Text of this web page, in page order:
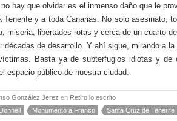
hay que olvidar es el inmenso daño que le
y a toda Canarias. No solo asesinato,
miseria, libertades rotas y cerca de un cuarto
décadas de desarrollo. Y ahí sigue, mirando a
Basta ya de subterfugios idiotas y de
espacio público de nuestra ciudad.
González Jerez en Retiro lo escrito
Monumento a Franco Santa Cruz de Tenerife